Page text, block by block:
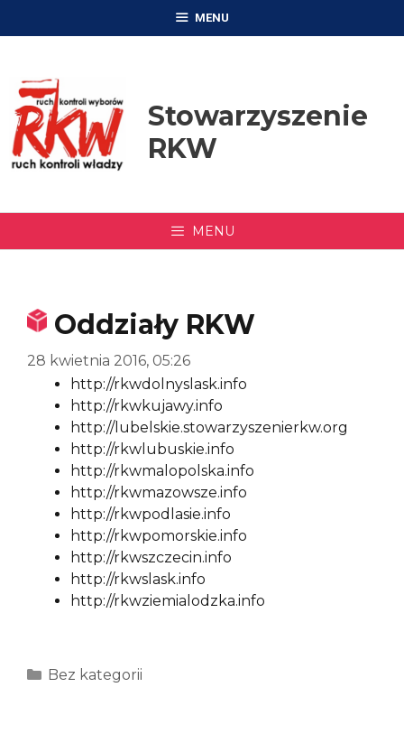
MENU
Stowarzyszenie
RKW
MENU
Oddziały RKW
28 kwietnia 2016, 05:26
http://rkwdolnyslask.info
http://rkwkujawy.info
http://lubelskie.stowarzyszenierkw.org
http://rkwlubuskie.info
http://rkwmalopolska.info
http://rkwmazowsze.info
http://rkwpodlasie.info
http://rkwpomorskie.info
http://rkwszczecin.info
http://rkwslask.info
http://rkwziemialodzka.info
Kategorie
Bez kategorii